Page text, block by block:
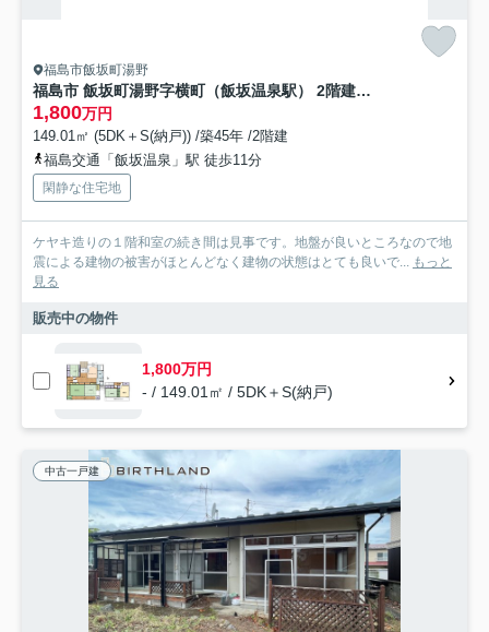
福島市飯坂町湯野
福島市 飯坂町湯野字横町（飯坂温泉駅） 2階建 ５ＳＤＫ
1,800万円
149.01㎡ (5DK＋S(納戸)) /築45年 /2階建
福島交通「飯坂温泉」駅 徒歩11分
閑静な住宅地
ケヤキ造りの１階和室の続き間は見事です。地盤が良いところなので地
震による建物の被害がほとんどなく建物の状態はとても良いで... もっと
見る
販売中の物件
1,800万円
- / 149.01㎡ / 5DK＋S(納戸)
中古一戸建